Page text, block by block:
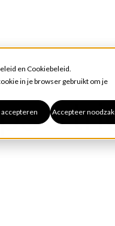
en Cookiebeleid.
in je browser gebruikt om je
Accepteer
&